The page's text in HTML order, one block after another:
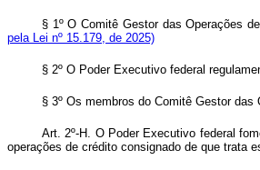
§ 1º O Comitê Gestor das Operações
pela Lei nº 15.179, de 2025)
§ 2º O Poder Executivo federal
§ 3º Os membros do Comitê Gestor
Art. 2º-H. O Poder Executivo federal
operações de crédito consignado de que trata